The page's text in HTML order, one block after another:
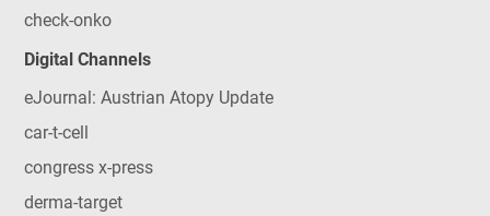
check-onko
Digital Channels
eJournal: Austrian Atopy Update
car-t-cell
congress x-press
derma-target